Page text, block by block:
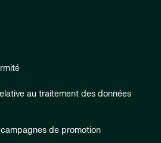
au traitement des données
de promotion